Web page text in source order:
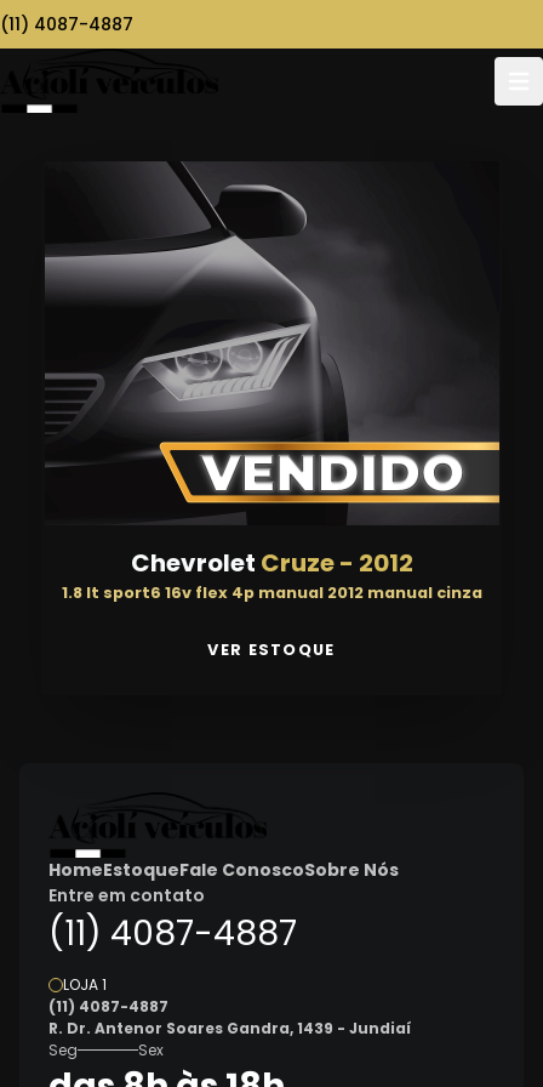
(11) 4087-4887
Chevrolet Cruze- 2012
1.8 lt sport6 16v flex 4p manual 2012 manual cinza
VER ESTOQUE
HomeEstoqueFale ConoscoSobre Nós
Entre em contato
(11) 4087-4887
LOJA 1
(11) 4087-4887
R. Dr. Antenor Soares Gandra, 1439 - Jundiaí
Seg
Sex